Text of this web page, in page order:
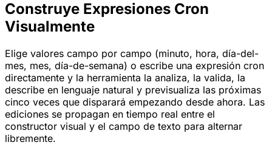
Construye Expresiones Cron
Visualmente
Elige valores campo por campo (minuto, hora, día-del-
mes, mes, día-de-semana) o escribe una expresión cron
directamente y la herramienta la analiza, la valida, la
describe en lenguaje natural y previsualiza las próximas
cinco veces que disparará empezando desde ahora. Las
ediciones se propagan en tiempo real entre el
constructor visual y el campo de texto para alternar
libremente.